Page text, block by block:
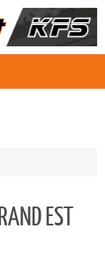
EST